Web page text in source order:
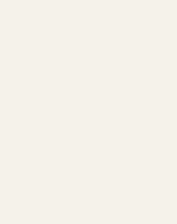
Newsletter
ricevere le nostre offerte tramite